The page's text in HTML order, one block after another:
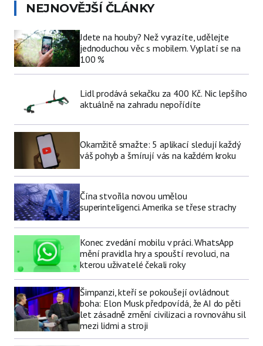
NEJNOVĚJŠÍ ČLÁNKY
Jdete na houby? Než vyrazíte, udělejte
jednoduchou věc s mobilem. Vyplatí se na
100 %
Lidl prodává sekačku za 400 Kč. Nic lepšího
aktuálně na zahradu nepořídíte
Okamžitě smažte: 5 aplikací sledují každý
váš pohyb a šmírují vás na každém kroku
Čína stvořila novou umělou
superinteligenci. Amerika se třese strachy
Konec zvedání mobilu v práci. WhatsApp
mění pravidla hry a spouští revoluci, na
kterou uživatelé čekali roky
Šimpanzi, kteří se pokoušejí ovládnout
boha: Elon Musk předpovídá, že AI do pěti
let zásadně změní civilizaci a rovnováhu sil
mezi lidmi a stroji